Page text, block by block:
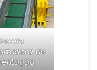
de